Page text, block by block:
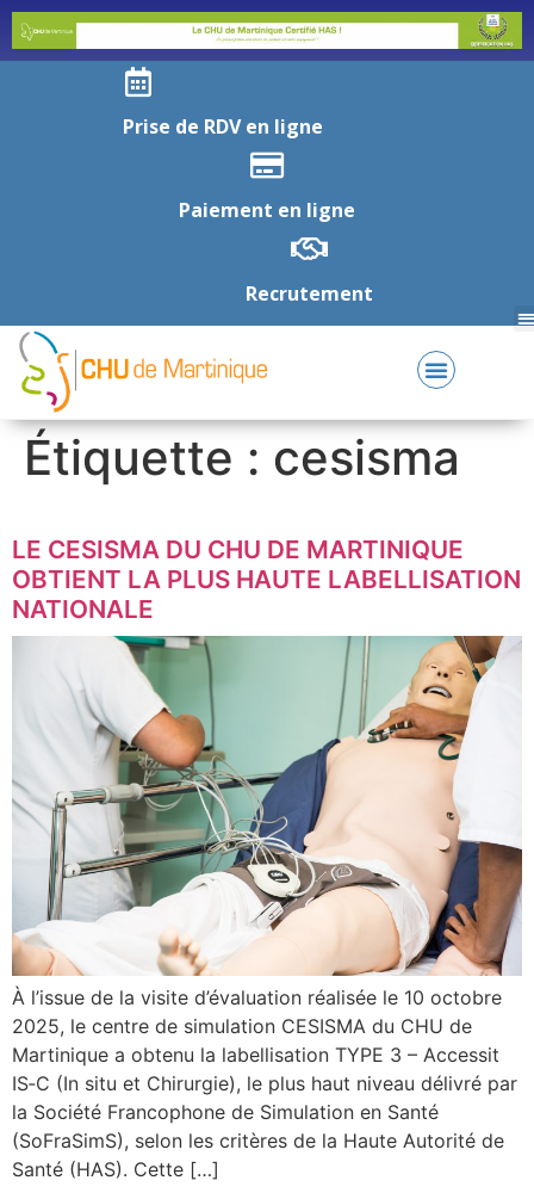
Prise de RDV en ligne
Paiement en ligne
Recrutement
Étiquette : cesisma
LE CESISMA DU CHU DE MARTINIQUE
OBTIENT LA PLUS HAUTE LABELLISATION
NATIONALE
À l’issue de la visite d’évaluation réalisée le 10 octobre
2025, le centre de simulation CESISMA du CHU de
Martinique a obtenu la labellisation TYPE 3 – Accessit
IS‑C (In situ et Chirurgie), le plus haut niveau délivré par
la Société Francophone de Simulation en Santé
(SoFraSimS), selon les critères de la Haute Autorité de
Santé (HAS). Cette […]